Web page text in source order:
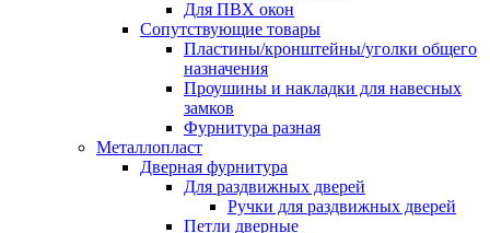
Для ПВХ окон
Сопутствующие товары
Пластины/кронштейны/уголки общего
назначения
Проушины и накладки для навесных
замков
Фурнитура разная
Металлопласт
Дверная фурнитура
Для раздвижных дверей
Ручки для раздвижных дверей
Петли дверные